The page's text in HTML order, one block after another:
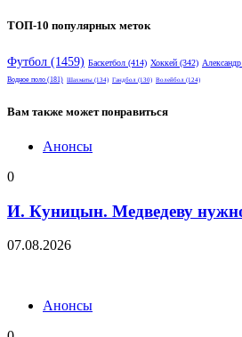
ТОП-10 популярных меток
Футбол (1459) Баскетбол (414) Хоккей (342)
Водное поло (181) Шахматы (134) Гандбол (130) Волейбол (124)
Вам также может понравиться
Анонсы
0
И. Куницын. Медведеву
07.08.2026
Анонсы